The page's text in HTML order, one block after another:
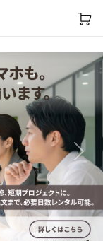
次へ